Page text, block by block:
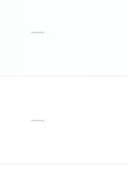
－
－